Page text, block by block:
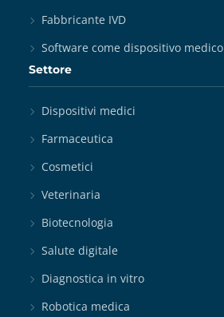
Fabbricante IVD
Software come dispositivo medico
Settore
Dispositivi medici
Farmaceutica
Cosmetici
Veterinaria
Biotecnologia
Salute digitale
Diagnostica in vitro
Robotica medica